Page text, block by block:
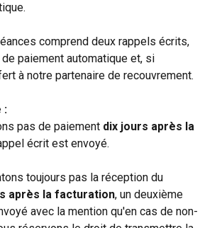
comprend deux rappels écrits,
paiement automatique et, si
à notre partenaire de recouvrement.
:
pas de paiement dix jours après la
écrit est envoyé.
toujours pas la réception du
après la facturation, un deuxième
avec la mention qu'en cas de non-